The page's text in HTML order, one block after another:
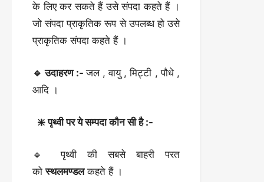
के लिए कर सकते हैं उसे संपदा कहते हैं ।
जो संपदा प्राकृतिक रूप से उपलब्ध हो उसे
प्राकृतिक संपदा कहते हैं ।
🔹 उदाहरण :-जल , वायु , मिट्टी , पौधे ,
आदि ।
❇️ पृथ्वी पर ये सम्पदा कौन सी है :-
🔹 पृथ्वी की सबसे बाहरी परत
कोस्थलमण्डलकहते हैं ।